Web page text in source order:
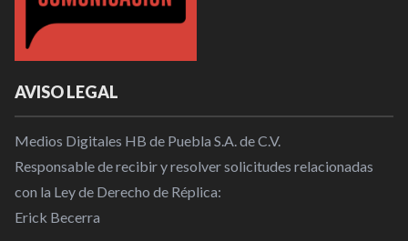
AVISO LEGAL
Medios Digitales HB de Puebla S.A. de C.V.
Responsable de recibir y resolver solicitudes relacionadas
con la Ley de Derecho de Réplica:
Erick Becerra